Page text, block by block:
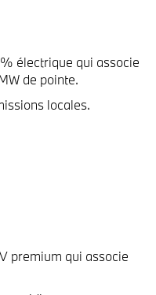
électrique qui associe
de pointe.
locales.
premium qui associe